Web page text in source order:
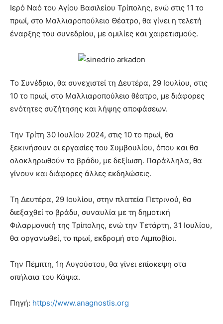
Ιερό Ναό του Αγίου Βασιλείου Τρίπολης, ενώ στις 11 το
πρωί, στο Μαλλιαροπούλειο Θέατρο, θα γίνει η τελετή
έναρξης του συνεδρίου, με ομιλίες και χαιρετισμούς.
Το Συνέδριο, θα συνεχιστεί τη Δευτέρα, 29 Ιουλίου, στις
10 το πρωί, στο Μαλλιαροπούλειο θέατρο, με διάφορες
ενότητες συζήτησης και λήψης αποφάσεων.
Την Τρίτη 30 Ιουλίου 2024, στις 10 το πρωί, θα
ξεκινήσουν οι εργασίες του Συμβουλίου, όπου και θα
ολοκληρωθούν το βράδυ, με δεξίωση. Παράλληλα, θα
γίνουν και διάφορες άλλες εκδηλώσεις.
Τη Δευτέρα, 29 Ιουλίου, στην πλατεία Πετρινού, θα
διεξαχθεί το βράδυ, συναυλία με τη δημοτική
Φιλαρμονική της Τρίπολης, ενώ την Τετάρτη, 31 Ιουλίου,
θα οργανωθεί, το πρωί, εκδρομή στο Λιμποβίσι.
Την Πέμπτη, 1η Αυγούστου, θα γίνει επίσκεψη στα
σπήλαια του Κάψια.
Πηγή: https://www.anagnostis.org